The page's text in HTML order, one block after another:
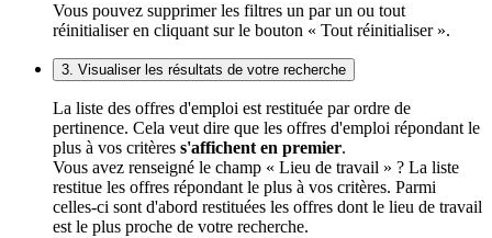
Vous pouvez supprimer les filtres un par un ou tout
réinitialiser en cliquant sur le bouton « Tout réinitialiser ».
3. Visualiser les résultats de votre recherche
La liste des offres d'emploi est restituée par ordre de
pertinence. Cela veut dire que les offres d'emploi répondant le
plus à vos critères s'affichent en premier.
Vous avez renseigné le champ « Lieu de travail » ? La liste
restitue les offres répondant le plus à vos critères. Parmi
celles-ci sont d'abord restituées les offres dont le lieu de travail
est le plus proche de votre recherche.